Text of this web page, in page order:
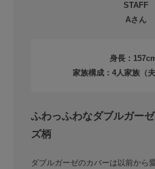
STAFF
Aさん
身長：
家族構成：4人家族（夫
ふわっふわなダブルガー
ズ柄
ダブルガーゼのカバーは以前から